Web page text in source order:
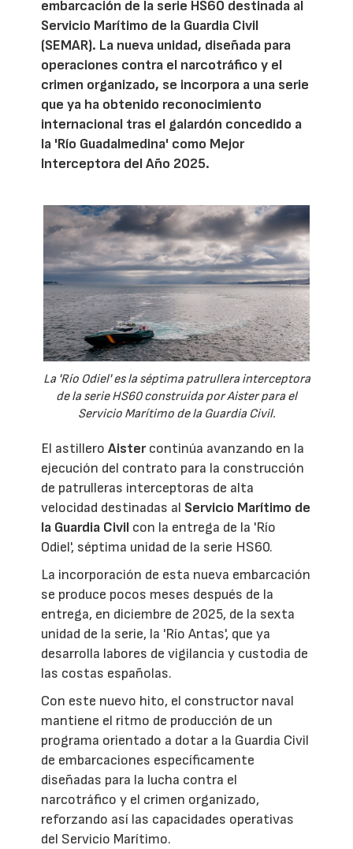
embarcación de la serie HS60 destinada al
Servicio Marítimo de la Guardia Civil
(SEMAR). La nueva unidad, diseñada para
operaciones contra el narcotráfico y el
crimen organizado, se incorpora a una serie
que ya ha obtenido reconocimiento
internacional tras el galardón concedido a
la 'Río Guadalmedina' como Mejor
Interceptora del Año 2025.
La 'Río Odiel' es la séptima patrullera interceptora
de la serie HS60 construida por Aister para el
Servicio Marítimo de la Guardia Civil.
El astilleroAistercontinúa avanzando en la
ejecución del contrato para la construcción
de patrulleras interceptoras de alta
velocidad destinadas al Servicio Marítimo de
la Guardia Civil con la entrega de la 'Río
Odiel', séptima unidad de la serie HS60.
La incorporación de esta nueva embarcación
se produce pocos meses después de la
entrega, en diciembre de 2025, de la sexta
unidad de la serie, la 'Río Antas', que ya
desarrolla labores de vigilancia y custodia de
las costas españolas.
Con este nuevo hito, el constructor naval
mantiene el ritmo de producción de un
programa orientado a dotar a la Guardia Civil
de embarcaciones específicamente
diseñadas para la lucha contra el
narcotráfico y el crimen organizado,
reforzando así las capacidades operativas
del Servicio Marítimo.